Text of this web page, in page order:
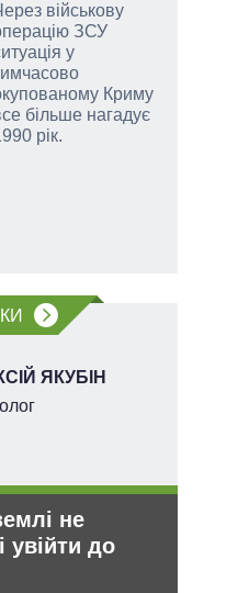
військову
ЗСУ
у
Криму
більше нагадує
рік.
ЯКУБІН
не
увійти до